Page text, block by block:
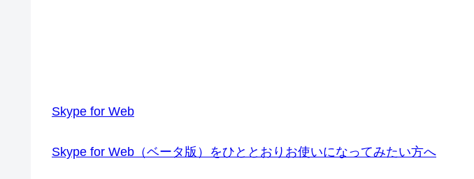
Skype for Web
Skype for Web（ベータ版）をひととおりお使いになってみたい方へ